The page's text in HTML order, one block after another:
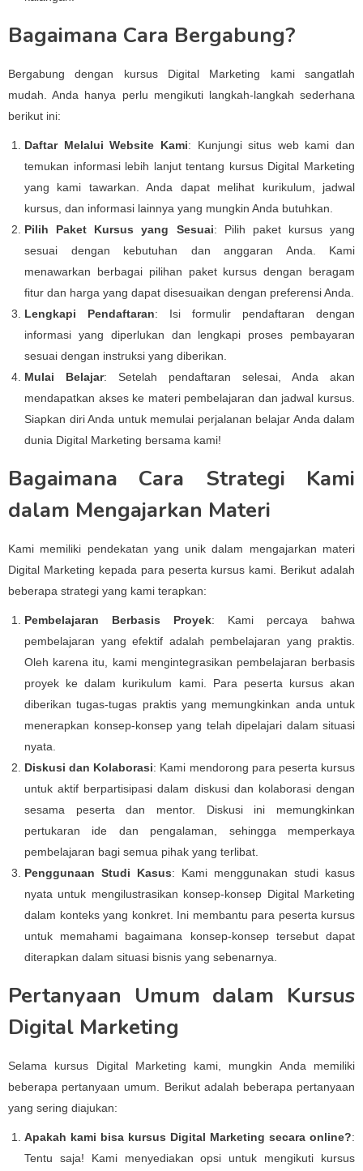
Bagaimana Cara Bergabung?
Bergabung dengan kursus Digital Marketing kami sangatlah
mudah. Anda hanya perlu mengikuti langkah-langkah sederhana
berikut ini:
Daftar Melalui Website Kami: Kunjungi situs web kami dan
temukan informasi lebih lanjut tentang kursus Digital Marketing
yang kami tawarkan. Anda dapat melihat kurikulum, jadwal
kursus, dan informasi lainnya yang mungkin Anda butuhkan.
Pilih Paket Kursus yang Sesuai: Pilih paket kursus yang
sesuai dengan kebutuhan dan anggaran Anda. Kami
menawarkan berbagai pilihan paket kursus dengan beragam
fitur dan harga yang dapat disesuaikan dengan preferensi Anda.
Lengkapi Pendaftaran: Isi formulir pendaftaran dengan
informasi yang diperlukan dan lengkapi proses pembayaran
sesuai dengan instruksi yang diberikan.
Mulai Belajar: Setelah pendaftaran selesai, Anda akan
mendapatkan akses ke materi pembelajaran dan jadwal kursus.
Siapkan diri Anda untuk memulai perjalanan belajar Anda dalam
dunia Digital Marketing bersama kami!
Bagaimana Cara Strategi Kami
dalam Mengajarkan Materi
Kami memiliki pendekatan yang unik dalam mengajarkan materi
Digital Marketing kepada para peserta kursus kami. Berikut adalah
beberapa strategi yang kami terapkan:
Pembelajaran Berbasis Proyek: Kami percaya bahwa
pembelajaran yang efektif adalah pembelajaran yang praktis.
Oleh karena itu, kami mengintegrasikan pembelajaran berbasis
proyek ke dalam kurikulum kami. Para peserta kursus akan
diberikan tugas-tugas praktis yang memungkinkan anda untuk
menerapkan konsep-konsep yang telah dipelajari dalam situasi
nyata.
Diskusi dan Kolaborasi: Kami mendorong para peserta kursus
untuk aktif berpartisipasi dalam diskusi dan kolaborasi dengan
sesama peserta dan mentor. Diskusi ini memungkinkan
pertukaran ide dan pengalaman, sehingga memperkaya
pembelajaran bagi semua pihak yang terlibat.
Penggunaan Studi Kasus: Kami menggunakan studi kasus
nyata untuk mengilustrasikan konsep-konsep Digital Marketing
dalam konteks yang konkret. Ini membantu para peserta kursus
untuk memahami bagaimana konsep-konsep tersebut dapat
diterapkan dalam situasi bisnis yang sebenarnya.
Pertanyaan Umum dalam Kursus
Digital Marketing
Selama kursus Digital Marketing kami, mungkin Anda memiliki
beberapa pertanyaan umum. Berikut adalah beberapa pertanyaan
yang sering diajukan:
Apakah kami bisa kursus Digital Marketing secara online?:
Tentu saja! Kami menyediakan opsi untuk mengikuti kursus